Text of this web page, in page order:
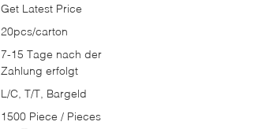
Get Latest Price
20pcs/carton
7-15 Tage nach der
Zahlung erfolgt
L/C, T/T, Bargeld
1500 Piece / Pieces